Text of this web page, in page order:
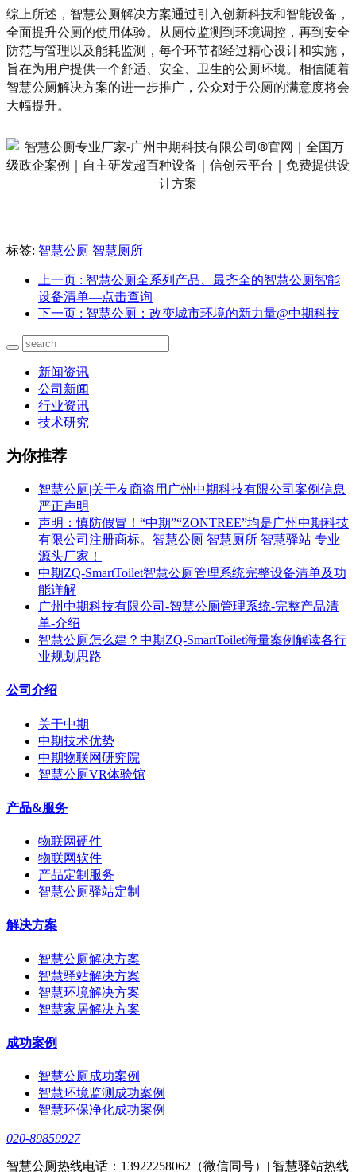
综上所述，智慧公厕解决方案通过引入创新科技和智能设备，
全面提升公厕的使用体验。从厕位监测到环境调控，再到安全
防范与管理以及能耗监测，每个环节都经过精心设计和实施，
旨在为用户提供一个舒适、安全、卫生的公厕环境。相信随着
智慧公厕解决方案的进一步推广，公众对于公厕的满意度将会
大幅提升。
标签: 智慧公厕 智慧厕所
上一页 : 智慧公厕全系列产品、最齐全的智慧公厕智能
设备清单—点击查询
下一页 : 智慧公厕：改变城市环境的新力量@中期科技
新闻资讯
公司新闻
行业资讯
技术研究
为你推荐
智慧公厕|关于友商盗用广州中期科技有限公司案例信息
严正声明
声明：慎防假冒！“中期”“ZONTREE”均是广州中期科技
有限公司注册商标。智慧公厕 智慧厕所 智慧驿站 专业
源头厂家！
中期ZQ-SmartToilet智慧公厕管理系统完整设备清单及功
能详解
广州中期科技有限公司-智慧公厕管理系统-完整产品清
单-介绍
智慧公厕怎么建？中期ZQ-SmartToilet海量案例解读各行
业规划思路
公司介绍
关于中期
中期技术优势
中期物联网研究院
智慧公厕VR体验馆
产品&服务
物联网硬件
物联网软件
产品定制服务
智慧公厕驿站定制
解决方案
智慧公厕解决方案
智慧驿站解决方案
智慧环境解决方案
智慧家居解决方案
成功案例
智慧公厕成功案例
智慧环境监测成功案例
智慧环保净化成功案例
020-89859927
智慧公厕热线电话：13922258062（微信同号）| 智慧驿站热线